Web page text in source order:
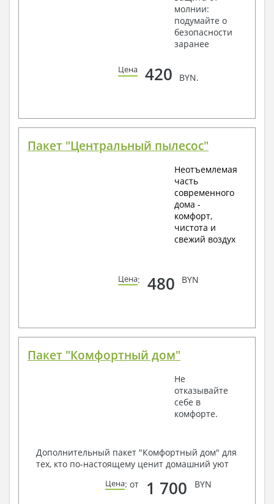
молнии:
подумайте о
безопасности
заранее
Цена 420 BYN.
Пакет "Центральный пылесос"
Неотъемлемая
часть
современного
дома -
комфорт,
чистота и
свежий воздух
Цена: 480 BYN
Пакет "Комфортный дом"
Не
отказывайте
себе в
комфорте.
Дополнительный пакет "Комфортный дом" для
тех, кто по-настоящему ценит домашний уют
Цена: от 1 700 BYN